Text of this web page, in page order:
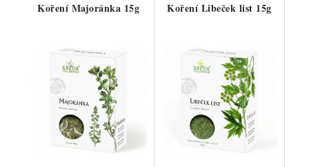
Koření Majoránka 15g Koření Libeček list 15g